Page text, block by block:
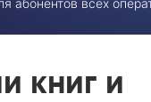
абонентов всех
книг и